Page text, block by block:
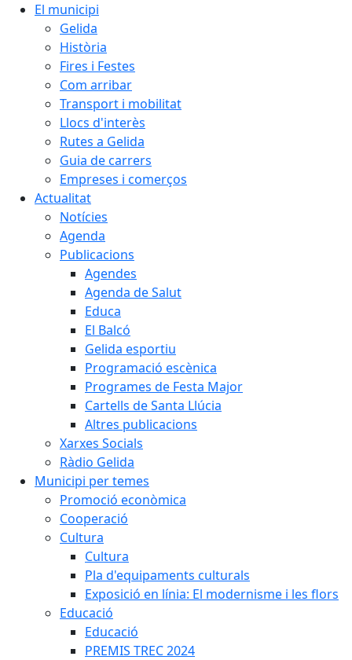
El municipi
Gelida
Història
Fires i Festes
Com arribar
Transport i mobilitat
Llocs d'interès
Rutes a Gelida
Guia de carrers
Empreses i comerços
Actualitat
Notícies
Agenda
Publicacions
Agendes
Agenda de Salut
Educa
El Balcó
Gelida esportiu
Programació escènica
Programes de Festa Major
Cartells de Santa Llúcia
Altres publicacions
Xarxes Socials
Ràdio Gelida
Municipi per temes
Promoció econòmica
Cooperació
Cultura
Cultura
Pla d'equipaments culturals
Exposició en línia: El modernisme i les flors
Educació
Educació
PREMIS TREC 2024